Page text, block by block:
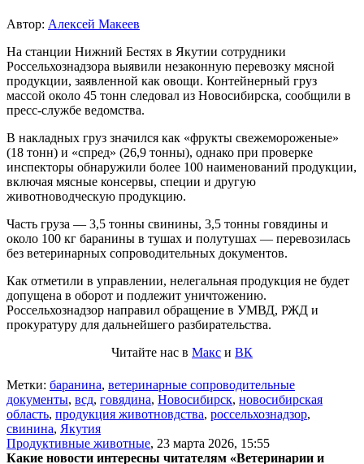
Автор: Алексей Макеев
На станции Нижний Бестях в Якутии сотрудники
Россельхознадзора выявили незаконную перевозку мясной
продукции, заявленной как овощи. Контейнерный груз
массой около 45 тонн следовал из Новосибирска, сообщили в
пресс-службе ведомства.
В накладных груз значился как «фрукты свежемороженые»
(18 тонн) и «спред» (26,9 тонны), однако при проверке
инспекторы обнаружили более 100 наименований продукции,
включая мясные консервы, специи и другую
животноводческую продукцию.
Часть груза — 3,5 тонны свинины, 3,5 тонны говядины и
около 100 кг баранины в тушах и полутушах — перевозилась
без ветеринарных сопроводительных документов.
Как отметили в управлении, нелегальная продукция не будет
допущена в оборот и подлежит уничтожению.
Россельхознадзор направил обращение в УМВД, РЖД и
прокуратуру для дальнейшего разбирательства.
Читайте нас в Макс и ВК
Метки: баранина, ветеринарные сопроводительные
документы, всд, говядина, Новосибирск, новосибирская
область, продукция животновдства, россельхознадзор,
свинина, Якутия
Продуктивные животные, 23 марта 2026, 15:55
Какие новости интересны читателям «Ветеринарии и